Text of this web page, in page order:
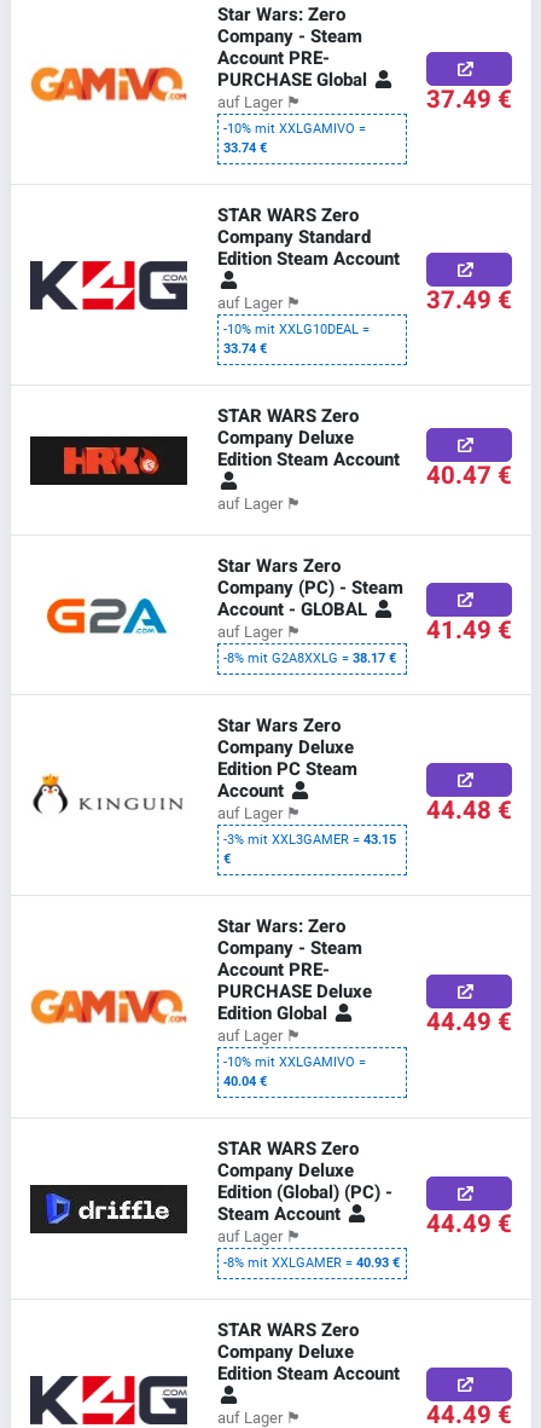
Star Wars: Zero
Company - Steam
Account PRE-
PURCHASE Global
auf Lager 🏴
-10% mit XXLGAMIVO =
33.74 €
37.49 €
STAR WARS Zero
Company Standard
Edition Steam Account
auf Lager 🏴
-10% mit XXLG10DEAL =
33.74 €
37.49 €
STAR WARS Zero
Company Deluxe
Edition Steam Account
auf Lager 🏴
40.47 €
Star Wars Zero
Company (PC) - Steam
Account - GLOBAL
auf Lager 🏴
-8% mit G2A8XXLG =38.17 €
41.49 €
Star Wars Zero
Company Deluxe
Edition PC Steam
Account
auf Lager 🏴
-3% mit XXL3GAMER =43.15
€
44.48 €
Star Wars: Zero
Company - Steam
Account PRE-
PURCHASE Deluxe
Edition Global
auf Lager 🏴
-10% mit XXLGAMIVO =
40.04 €
44.49 €
STAR WARS Zero
Company Deluxe
Edition (Global) (PC) -
Steam Account
auf Lager 🏴
-8% mit XXLGAMER =40.93 €
44.49 €
STAR WARS Zero
Company Deluxe
Edition Steam Account
auf Lager 🏴 44.49 €